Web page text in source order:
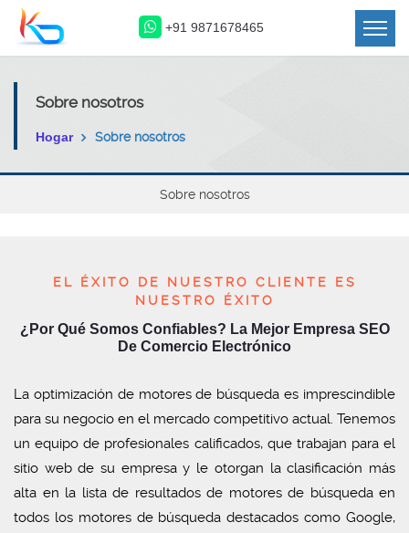
+91 9871678465
Sobre nosotros
Hogar Sobre nosotros
Sobre nosotros
EL ÉXITO DE NUESTRO CLIENTE ES
NUESTRO ÉXITO
¿Por Qué Somos Confiables? La Mejor Empresa SEO
De Comercio Electrónico
La optimización de motores de búsqueda es imprescindible
para su negocio en el mercado competitivo actual. Tenemos
un equipo de profesionales calificados, que trabajan para el
sitio web de su empresa y le otorgan la clasificación más
alta en la lista de resultados de motores de búsqueda en
todos los motores de búsqueda destacados como Google,